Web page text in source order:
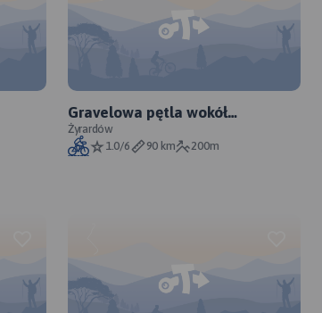
Gravelowa pętla wokół
Mszczonowa - wersja krótka
Żyrardów
1.0/6
90 km 200m